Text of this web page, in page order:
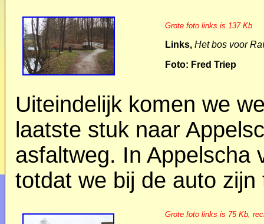
Grote foto links is 137 Kb
Links, Het bos voor
Foto: Fred Triep
Uiteindelijk komen we
laatste stuk naar
asfaltweg. In Appelscha
totdat we bij de auto
Grote foto links is 75 Kb,